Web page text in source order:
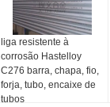
liga resistente à
corrosão Hastelloy
C276 barra, chapa, fio,
forja, tubo, encaixe de
tubos